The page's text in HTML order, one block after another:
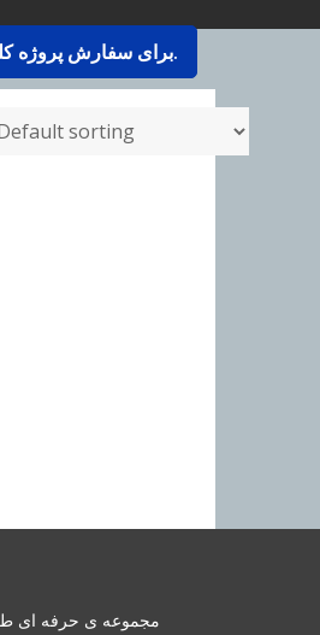
برای سفارش پروژه کلیک کنید.
مجموعه ی حرفه ای